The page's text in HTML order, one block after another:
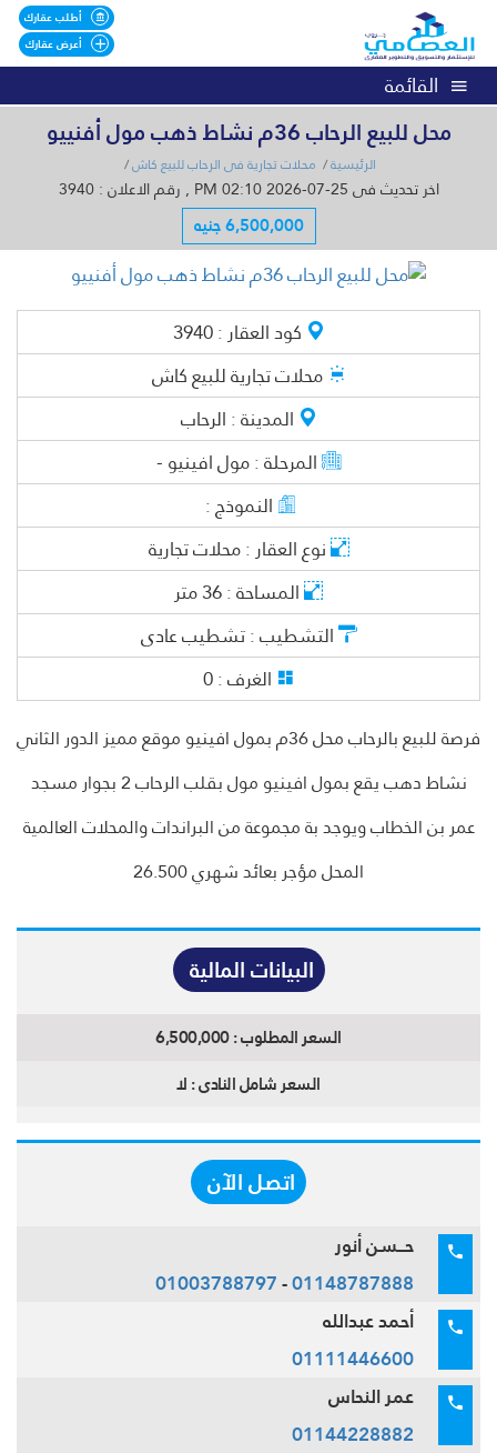
أطلب عقارك
أعرض عقارك
القائمة
محل للبيع الرحاب 36م نشاط ذهب مول أفنييو
الرئيسية محلات تجارية فى الرحاب للبيع كاش
اخر تحديث فى 25-07-2026 02:10 PM , رقم الاعلان : 3940
6,500,000 جنيه
كود العقار :3940
محلات تجاريةللبيع كاش
المدينة :الرحاب
المرحلة :مول افينيو -
النموذج :
نوع العقار :محلات تجارية
المساحة :36متر
التشطيب :تشطيب عادى
الغرف :0
فرصة للبيع بالرحاب محل 36م بمول افينيو موقع مميز الدور الثاني
نشاط دهب يقع بمول افينيو مول بقلب الرحاب 2 بجوار مسجد
عمر بن الخطاب ويوجد بة مجموعة من البراندات والمحلات العالمية
المحل مؤجر بعائد شهري 26.500
البيانات المالية
السعر المطلوب :6,500,000
السعر شامل النادى :لا
اتصل الآن
حــسن أنور
01148787888
-
01003788797
أحمد عبدالله
01111446600
عمر النحاس
01144228882